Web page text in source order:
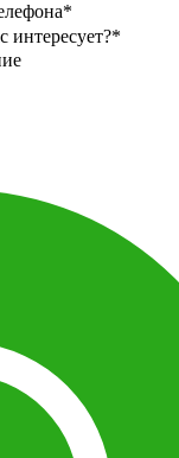
интересует?*